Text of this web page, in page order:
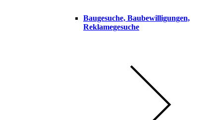
Baugesuche, Baubewilligungen,
Reklamegesuche